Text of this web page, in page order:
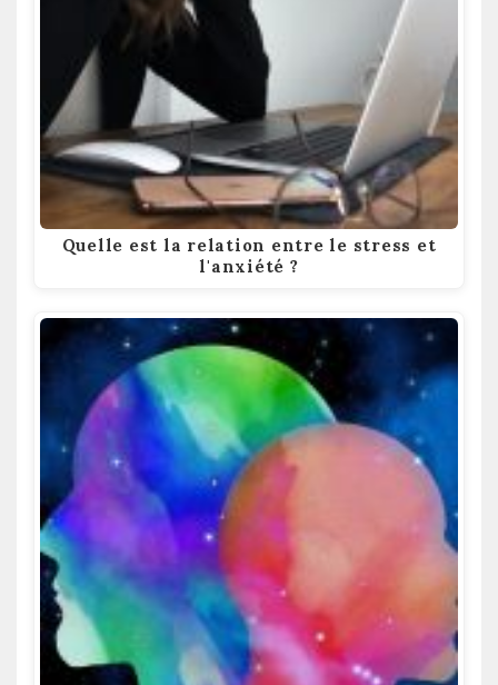
Quelle est la relation entre le stress et
l'anxiété ?